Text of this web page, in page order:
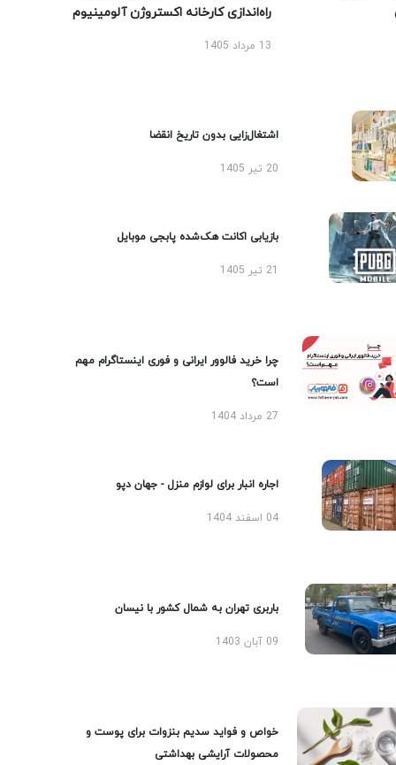
راه‌اندازی کارخانه اکستروژن آلومینیوم
13 مرداد 1405
اشتغال‌زایی بدون تاریخ انقضا
20 تیر 1405
بازیابی اکانت هک‌شده پابجی موبایل
چرا خرید فالوور ایرانی و فوری اینستاگرام مهم
است؟
27 مرداد 1404
اجاره انبار برای لوازم منزل - جهان دپو
04 اسفند 1404
باربری تهران به شمال کشور با نیسان
09 آبان 1403
خواص و فواید سدیم بنزوات برای پوست و
محصولات آرایشی بهداشتی